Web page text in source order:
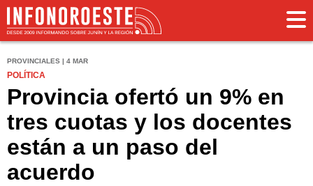
PROVINCIALES | 4 MAR
POLÍTICA
Provincia ofertó un 9% en
tres cuotas y los docentes
están a un paso del
acuerdo